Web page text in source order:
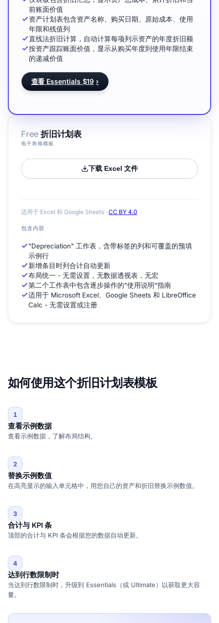
Free 折旧计划表
电子表格模板
下载 Excel 文件
适用于 Excel 和 Google Sheets · CC BY 4.0
包含内容
"Depreciation" 工作表，含带标签的列和可覆盖的预填
示例行
新增条目时列合计自动更新
布局统一 - 无需设置，无数据透视表，无宏
第二个工作表中包含逐步操作的"使用说明"指南
适用于 Microsoft Excel、Google Sheets 和 LibreOffice
Calc - 无需设置或注册
前账面价值
资产计划表包含资产名称、购买日期、原始成本、使用
年限和残值列
直线法折旧计算，自动计算每项列示资产的年度折旧额
按资产跟踪账面价值，显示从购买年度到使用年限结束
的递减价值
查看 Essentials $19 ›
如何使用这个折旧计划表模板
1
查看示例数据
查看示例数据，了解布局结构。
2
替换示例数值
在高亮显示的输入单元格中，用您自己的资产和折旧替换示例数值。
3
合计与 KPI 条
顶部的合计与 KPI 条会根据您的数据自动更新。
4
达到行数限制时
当达到行数限制时，升级到 Essentials（或 Ultimate）以获取更大容
量。